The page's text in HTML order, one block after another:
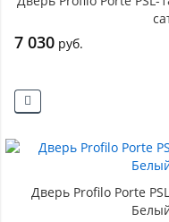
7 030 руб.
Дверь Profilo Porte